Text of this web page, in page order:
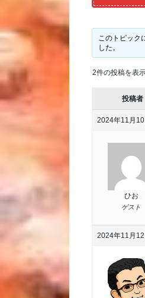
このトピック
した。
2件の投稿を表
投稿者
2024年11月
ひお
ゲスト
2024年11月